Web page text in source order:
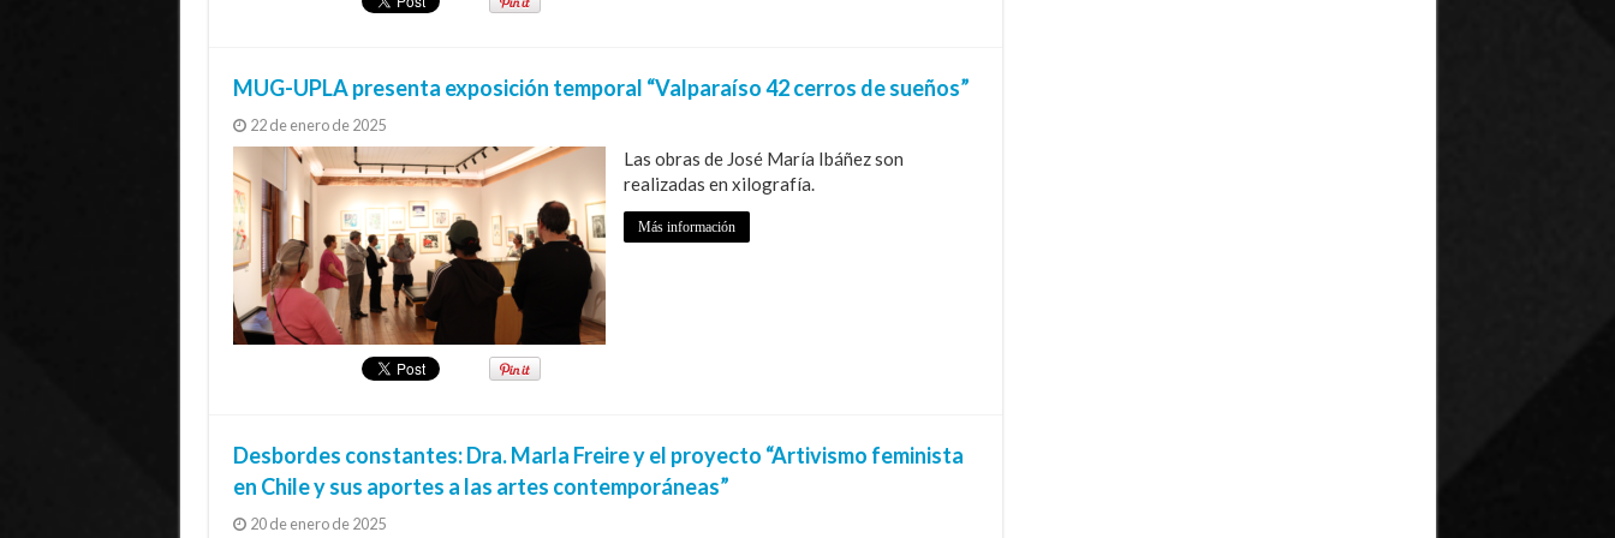
MUG-UPLA presenta exposición temporal “Valparaíso 42 cerros de sueños”
22 de enero de 2025
Las obras de José María Ibáñez son
realizadas en xilografía.
Más información
Desbordes constantes: Dra. Marla Freire y el proyecto “Artivismo feminista
en Chile y sus aportes a las artes contemporáneas”
20 de enero de 2025